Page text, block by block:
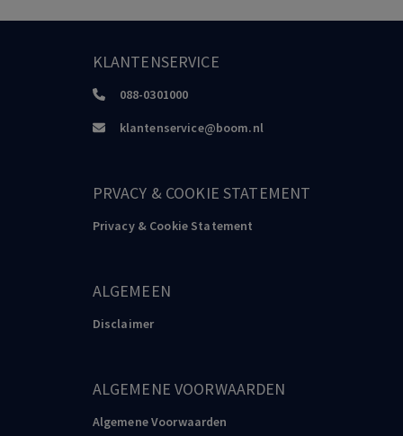
KLANTENSERVICE
088-0301000
klantenservice@boom.nl
PRVACY & COOKIE STATEMENT
Privacy & Cookie Statement
ALGEMEEN
Disclaimer
ALGEMENE VOORWAARDEN
Algemene Voorwaarden